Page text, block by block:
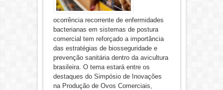
ocorrência recorrente de enfermidades
bacterianas em sistemas de postura
comercial tem reforçado a importância
das estratégias de biosseguridade e
prevenção sanitária dentro da avicultura
brasileira. O tema estará entre os
destaques do Simpósio de Inovações
na Produção de Ovos Comerciais,